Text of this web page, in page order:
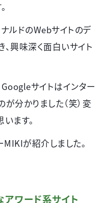
ルドのWebサイトのデ
興味深く面白いサイト
Googleサイトはインター
分かりました（笑）変
ます。
MIKIが紹介しました。
ワード系サイト